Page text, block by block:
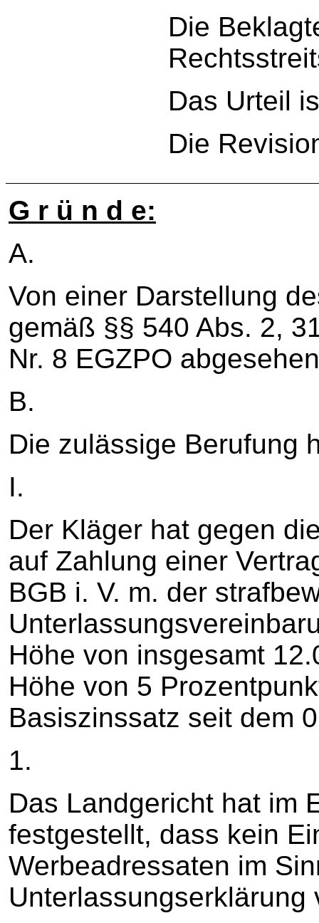
Die
Das Urteil
Die
G r ü n d e:
A.
Von einer Darstellung
gemäß §§ 540 Abs. 2,
Nr. 8 EGZPO
B.
Die zulässige Berufung
I.
Der Kläger hat gegen
auf Zahlung einer
BGB i. V. m. der
Höhe von insgesamt
Höhe von 5
Basiszinssatz seit dem
1.
Das Landgericht hat im
festgestellt, dass kein
Werbeadressaten im